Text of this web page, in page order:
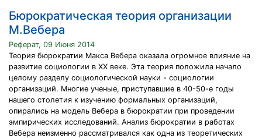
Бюрократическая теория организации
М.Вебера
Реферат, 09 Июня 2014
Теория бюрократии Макса Вебера оказала огромное влияние на
развитие социологии в ХХ веке. Эта теория положила начало
целому разделу социологической науки - социологии
организаций. Многие ученые, приступавшие в 40-50-е годы
нашего столетия к изучению формальных организаций,
опирались на модель Вебера в бюрократии при проведении
эмпирических исследований. Анализ бюрократии в работах
Вебера неизменно рассматривался как одна из теоретических